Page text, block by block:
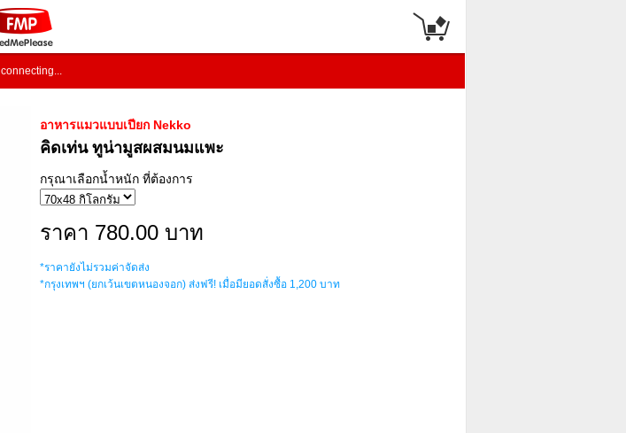
connecting...
อาหารแมวแบบเปียก Nekko
คิดเท่น ทูน่ามูสผสมนมแพะ
กรุณาเลือกน้ำหนัก ที่ต้องการ
ราคา 780.00 บาท
*ราคายังไม่รวมค่าจัดส่ง
*กรุงเทพฯ (ยกเว้นเขตหนองจอก) ส่งฟรี! เมื่อมียอดสั่งซื้อ 1,200 บาท